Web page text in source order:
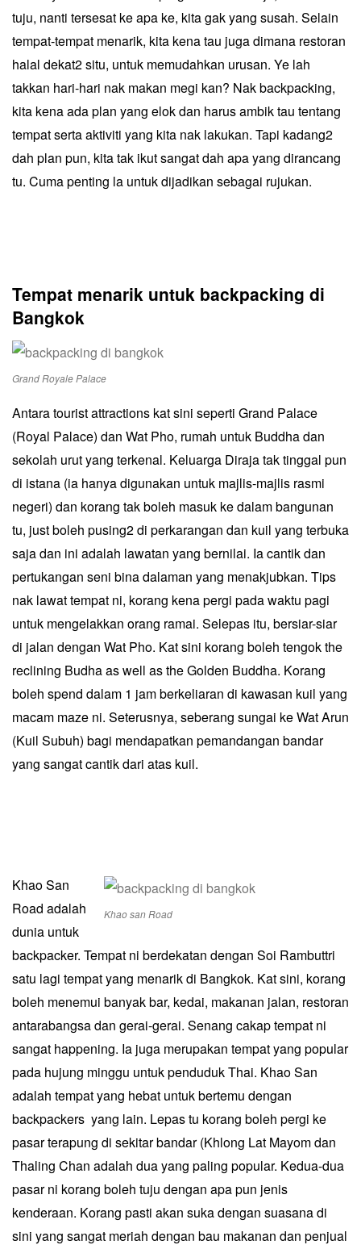
tuju, nanti tersesat ke apa ke, kita gak yang susah. Selain
tempat-tempat menarik, kita kena tau juga dimana restoran
halal dekat2 situ, untuk memudahkan urusan. Ye lah
takkan hari-hari nak makan megi kan? Nak backpacking,
kita kena ada plan yang elok dan harus ambik tau tentang
tempat serta aktiviti yang kita nak lakukan. Tapi kadang2
dah plan pun, kita tak ikut sangat dah apa yang dirancang
tu. Cuma penting la untuk dijadikan sebagai rujukan.
Tempat menarik untuk backpacking di
Bangkok
Grand Royale Palace
Antara tourist attractions kat sini seperti Grand Palace
(Royal Palace) dan Wat Pho, rumah untuk Buddha dan
sekolah urut yang terkenal. Keluarga Diraja tak tinggal pun
di istana (ia hanya digunakan untuk majlis-majlis rasmi
negeri) dan korang tak boleh masuk ke dalam bangunan
tu, just boleh pusing2 di perkarangan dan kuil yang terbuka
saja dan ini adalah lawatan yang bernilai. Ia cantik dan
pertukangan seni bina dalaman yang menakjubkan. Tips
nak lawat tempat ni, korang kena pergi pada waktu pagi
untuk mengelakkan orang ramai. Selepas itu, bersiar-siar
di jalan dengan Wat Pho. Kat sini korang boleh tengok the
reclining Budha as well as the Golden Buddha. Korang
boleh spend dalam 1 jam berkeliaran di kawasan kuil yang
macam maze ni. Seterusnya, seberang sungai ke Wat Arun
(Kuil Subuh) bagi mendapatkan pemandangan bandar
yang sangat cantik dari atas kuil.
Khao san Road
Khao San
Road adalah
dunia untuk
backpacker. Tempat ni berdekatan dengan Soi Rambuttri
satu lagi tempat yang menarik di Bangkok. Kat sini, korang
boleh menemui banyak bar, kedai, makanan jalan, restoran
antarabangsa dan gerai-gerai. Senang cakap tempat ni
sangat happening. Ia juga merupakan tempat yang popular
pada hujung minggu untuk penduduk Thai. Khao San
adalah tempat yang hebat untuk bertemu dengan
backpackers yang lain. Lepas tu korang boleh pergi ke
pasar terapung di sekitar bandar (Khlong Lat Mayom dan
Thaling Chan adalah dua yang paling popular. Kedua-dua
pasar ni korang boleh tuju dengan apa pun jenis
kenderaan. Korang pasti akan suka dengan suasana di
sini yang sangat meriah dengan bau makanan dan penjual